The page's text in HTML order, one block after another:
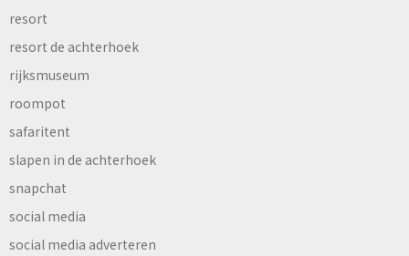
resort
resort de achterhoek
rijksmuseum
roompot
safaritent
slapen in de achterhoek
snapchat
social media
social media adverteren